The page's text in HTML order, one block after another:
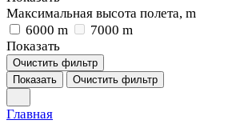
Максимальная высота полета, m
6000 m
7000 m
Показать
Очистить фильтр
Показать
Очистить фильтр
Главная